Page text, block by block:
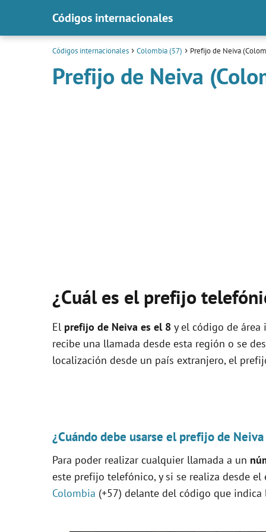
Códigos internacionales
Códigos internacionales Colombia (57) Prefijo de Neiva
Prefijo de Neiva
¿Cuál es el prefijo
El prefijo de Neiva es el 8 y el código de área
recibe una llamada desde esta región o se
localización desde un país extranjero, el
¿Cuándo debe usarse el prefijo de
Para poder realizar cualquier llamada a un
este prefijo telefónico, y si se realiza desde
Colombia (+57) delante del código que indica